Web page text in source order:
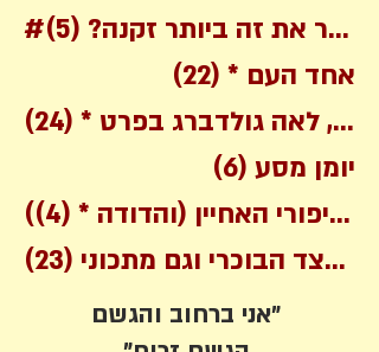
אני ברחוב והגשם"
#אפשר את זה ביותר זקנה?
(5)
אחד העם * (22)
שירים בכלל, לאה גולדברג בפרט *
(24)
יומן מסע (6)
(מסיפורי האחיין (והדודה *
(4)
על הצד הסורי והצד הבוכרי וגם מתכוני
(23)